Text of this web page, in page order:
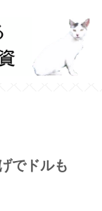
でドルも